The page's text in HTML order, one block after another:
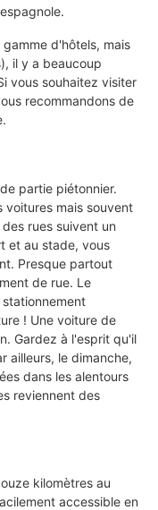
d'hôtels, mais
il y a beaucoup
vous souhaitez visiter
recommandons de
partie piétonnier.
voitures mais souvent
rues suivent un
et au stade, vous
Presque partout
de rue. Le
! Une voiture de
Gardez à l'esprit qu'il
ailleurs, le dimanche,
dans les alentours
reviennent des
kilomètres au
accessible en